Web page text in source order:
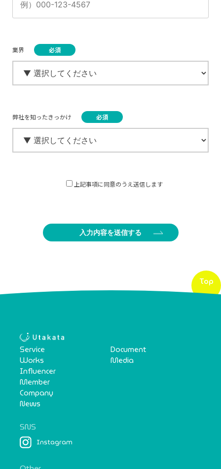
業界
弊社を知ったきっかけ
上記事項に同意のうえ送信します
Top
Service
Works
Influencer
Member
Company
News
Document
Media
SNS
Instagram